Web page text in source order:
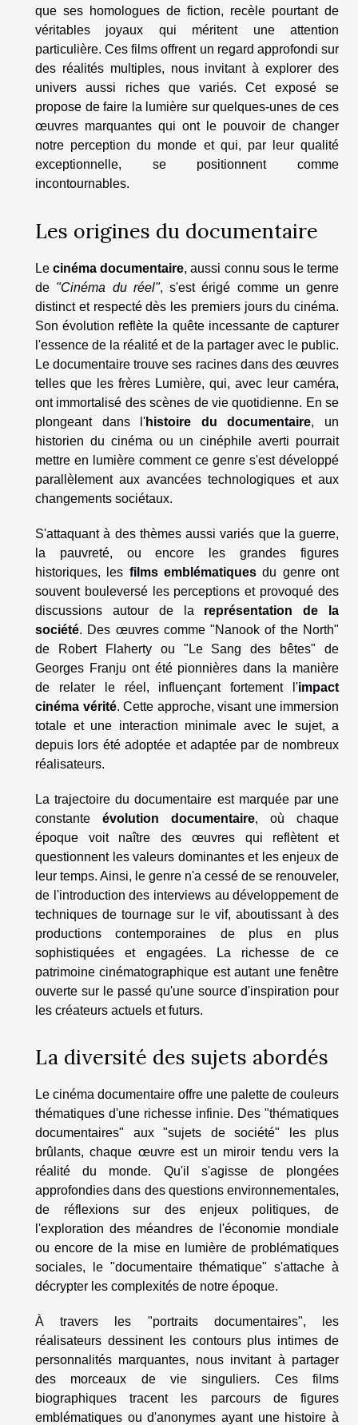
que ses homologues de fiction, recèle pourtant de
véritables joyaux qui méritent une attention
particulière. Ces films offrent un regard approfondi sur
des réalités multiples, nous invitant à explorer des
univers aussi riches que variés. Cet exposé se
propose de faire la lumière sur quelques-unes de ces
œuvres marquantes qui ont le pouvoir de changer
notre perception du monde et qui, par leur qualité
exceptionnelle, se positionnent comme
incontournables.
Les origines du documentaire
Lecinéma documentaire, aussi connu sous le terme
de "Cinéma du réel", s'est érigé comme un genre
distinct et respecté dès les premiers jours du cinéma.
Son évolution reflète la quête incessante de capturer
l'essence de la réalité et de la partager avec le public.
Le documentaire trouve ses racines dans des œuvres
telles que les frères Lumière, qui, avec leur caméra,
ont immortalisé des scènes de vie quotidienne. En se
plongeant dans l'histoire du documentaire, un
historien du cinéma ou un cinéphile averti pourrait
mettre en lumière comment ce genre s'est développé
parallèlement aux avancées technologiques et aux
changements sociétaux.
S'attaquant à des thèmes aussi variés que la guerre,
la pauvreté, ou encore les grandes figures
historiques, les films emblématiques du genre ont
souvent bouleversé les perceptions et provoqué des
discussions autour de la représentation de la
société. Des œuvres comme "Nanook of the North"
de Robert Flaherty ou "Le Sang des bêtes" de
Georges Franju ont été pionnières dans la manière
de relater le réel, influençant fortement l'impact
cinéma vérité. Cette approche, visant une immersion
totale et une interaction minimale avec le sujet, a
depuis lors été adoptée et adaptée par de nombreux
réalisateurs.
La trajectoire du documentaire est marquée par une
constante évolution documentaire, où chaque
époque voit naître des œuvres qui reflètent et
questionnent les valeurs dominantes et les enjeux de
leur temps. Ainsi, le genre n'a cessé de se renouveler,
de l'introduction des interviews au développement de
techniques de tournage sur le vif, aboutissant à des
productions contemporaines de plus en plus
sophistiquées et engagées. La richesse de ce
patrimoine cinématographique est autant une fenêtre
ouverte sur le passé qu'une source d'inspiration pour
les créateurs actuels et futurs.
La diversité des sujets abordés
Le cinéma documentaire offre une palette de couleurs
thématiques d'une richesse infinie. Des "thématiques
documentaires" aux "sujets de société" les plus
brûlants, chaque œuvre est un miroir tendu vers la
réalité du monde. Qu'il s'agisse de plongées
approfondies dans des questions environnementales,
de réflexions sur des enjeux politiques, de
l'exploration des méandres de l'économie mondiale
ou encore de la mise en lumière de problématiques
sociales, le "documentaire thématique" s'attache à
décrypter les complexités de notre époque.
À travers les "portraits documentaires", les
réalisateurs dessinent les contours plus intimes de
personnalités marquantes, nous invitant à partager
des morceaux de vie singuliers. Ces films
biographiques tracent les parcours de figures
emblématiques ou d'anonymes ayant une histoire à